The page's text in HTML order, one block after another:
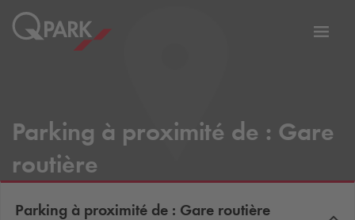
Parking à proximité de : Gare
routière
Parking à proximité de : Gare routière